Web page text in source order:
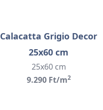
Calacatta Grigio Decor
25x60 cm
25x60 cm
9.290 Ft/m2